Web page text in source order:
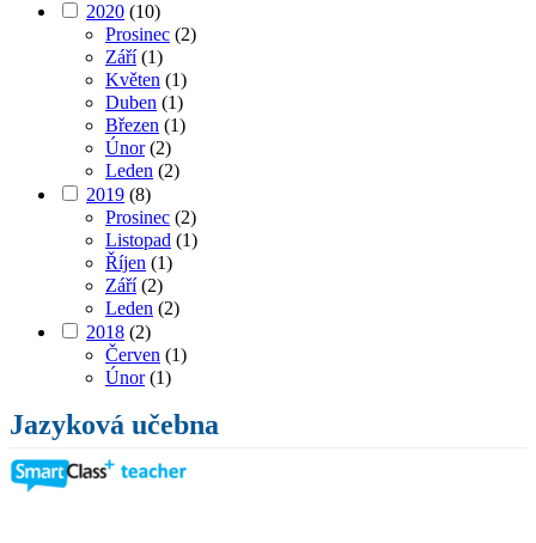
2020 (10)
Prosinec (2)
Září(1)
Květen (1)
Duben (1)
Březen (1)
Únor(2)
Leden (2)
2019 (8)
Prosinec (2)
Listopad (1)
Říjen (1)
Září(2)
Leden (2)
2018 (2)
Červen (1)
Únor(1)
Jazyková učebna